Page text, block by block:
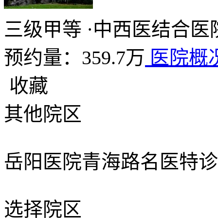
三级甲等 ·中西医结合医
预约量：359.7万 医院概
收藏
其他院区
岳阳医院青海路名医特
选择院区